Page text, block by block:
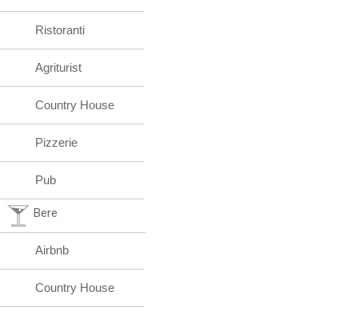
Ristoranti
Agriturist
Country House
Pizzerie
Pub
Bere
Airbnb
Country House